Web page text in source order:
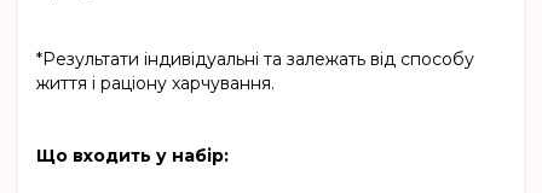
*Результати індивідуальні та залежать від способу
життя і раціону харчування.
Що входить у набір: